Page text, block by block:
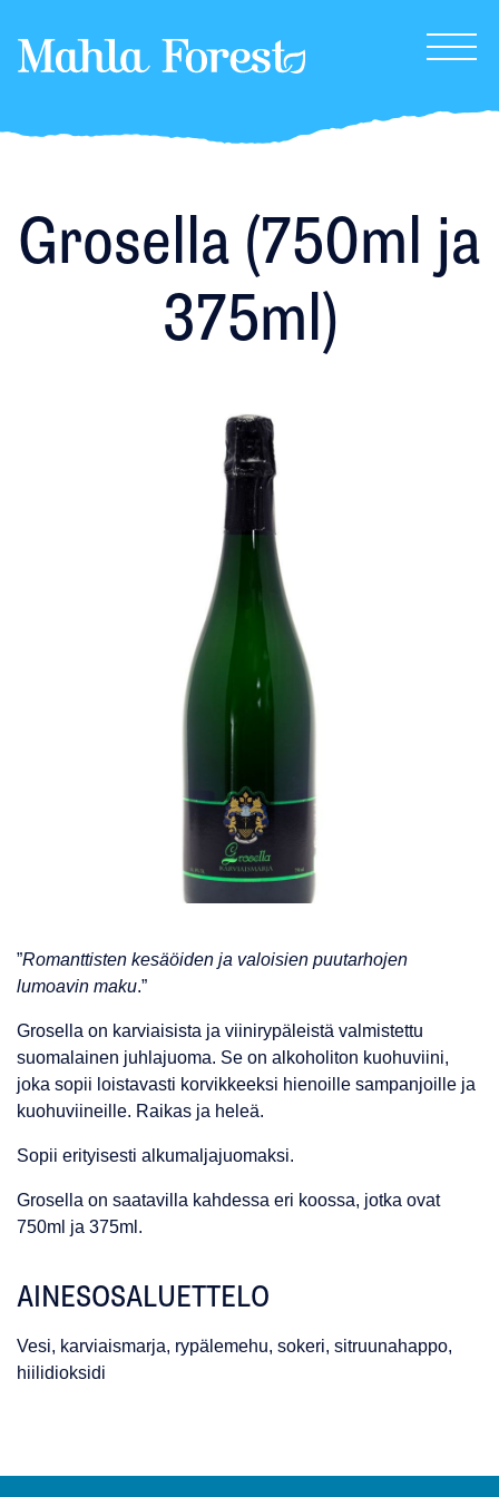
Grosella (750ml ja
375ml)
”Romanttisten kesäöiden ja valoisien puutarhojen
lumoavin maku.”
Grosella on karviaisista ja viinirypäleistä valmistettu
suomalainen juhlajuoma. Se on alkoholiton kuohuviini,
joka sopii loistavasti korvikkeeksi hienoille sampanjoille ja
kuohuviineille. Raikas ja heleä.
Sopii erityisesti alkumaljajuomaksi.
Grosella on saatavilla kahdessa eri koossa, jotka ovat
750ml ja 375ml.
AINESOSALUETTELO
Vesi, karviaismarja, rypälemehu, sokeri, sitruunahappo,
hiilidioksidi